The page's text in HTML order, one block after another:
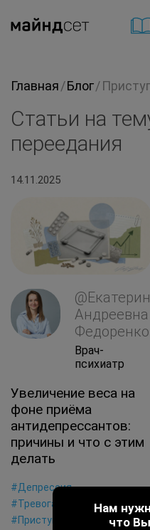
Главная/Блог/
Статьи на
переедания
14.11.2025
Андреевна
Федоренко
Врач-
психиатр
Увеличение веса на
фоне приёма
антидепрессантов:
причины и что с этим
делать
#Депрессия
#Тревога о здоровье
#Приступы переедания
Нам
что